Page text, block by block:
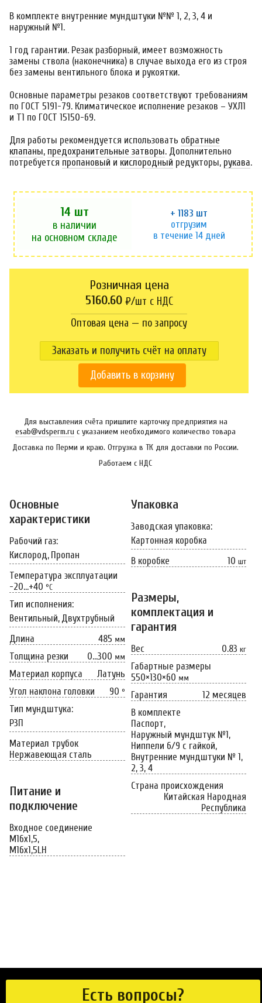
В комплекте внутренние мундштуки №№ 1, 2, 3, 4 и
наружный №1.
1 год гарантии. Резак разборный, имеет возможность
замены ствола (наконечника) в случае выхода его из строя
без замены вентильного блока и рукоятки.
Основные параметры резаков соответствуют требованиям
по ГОСТ 5191-79. Климатическое исполнение резаков – УХЛ1
и Т1 по ГОСТ 15150-69.
Для работы рекомендуется использовать обратные
клапаны, предохранительные затворы. Дополнительно
потребуется пропановый и кислородный редукторы, рукава.
в наличии
на основном складе
14 шт
отгрузим
в течение 14 дней
+ 1183 шт
Розничная цена
5160.60₽/шт c НДС
Оптовая цена — по запросу
Заказать и получить счёт на оплату
Добавить в корзину
Для выставления счёта пришлите карточку предприятия на
esab@vdsperm.ru с указанием необходимого количество товара
Доставка по Перми и краю. Отгрузка в ТК для доставки по России.
Работаем с НДС
Основные
характеристики
Рабочий газ:
Кислород, Пропан
Температура эксплуатации
-20…+40°C
Тип исполнения:
Вентильный, Двухтрубный
Длина
485 мм
Толщина резки 0…300 мм
Материал корпуса
Латунь
Угол наклона головки
90 °
Тип мундштука:
Р3П
Материал трубок
Нержавеющая сталь
Питание и
подключение
Входное соединение
М16х1,5,
М16х1,5LH
Упаковка
Заводская упаковка:
Картонная коробка
В коробке
10шт
Размеры,
комплектация и
гарантия
Вес 0.83кг
Габартные размеры
550×130×60 мм
Гарантия
12 месяцев
В комплекте
Паспорт,
Наружный мундштук №1,
Ниппели 6/9 с гайкой,
Внутренние мундштуки № 1,
2, 3, 4
Страна происхождения
Китайская Народная
Республика
Есть вопросы?